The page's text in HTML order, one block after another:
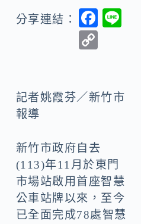
分享連結：
F
o
y
k
記者姚霞芬／新竹市
報導
新竹市政府自去
(113)年11月於東門
市場站啟用首座智慧
公車站牌以來，至今
已全面完成78處智慧